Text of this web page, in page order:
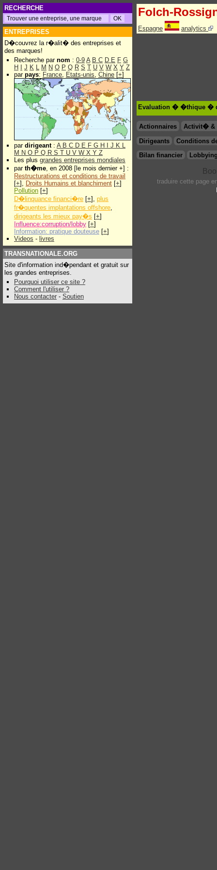
RECHERCHE
ENTREPRISES
D�couvrez la r�alit� des entreprises et
des marques!
Recherche par nom : 0-9 A B C D E F G
H
J K L M N O P Q R S T U V W X Y Z
par pays: France, Etats-unis, Chine [+]
par dirigeant: A B C D E F G H J K L
M N O P Q R S T U V W X Y Z
Les plus grandes entreprises mondiales
par th�me, en 2008 [le mois dernier +] :
Restructurations et conditions de travail
[+], Droits Humains et blanchiment [+]
Pollution [+]
D�linquance financi�re [+], plus
fr�quentes implantations offshore,
dirigeants les mieux pay�s [+]
Influence:corruption/lobby [+]
Information: pratique douteuse [+]
Videos - livres
TRANSNATIONALE.ORG
Site d'information ind�pendant et gratuit sur
les grandes entreprises.
Pourquoi utiliser ce site ?
Comment l'utiliser ?
Nous contacter - Soutien
Folch-
Espagne analytics
Evaluation � �thique �
Actionnaires
Activit� &
Dirigeants
Conditions
Bilan financier
traduire cette page